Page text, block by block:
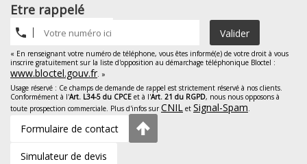
Etre rappelé
Valider
« En renseignant votre numéro de téléphone, vous êtes informé(e) de votre droit à vous
inscrire gratuitement sur la liste d'opposition au démarchage téléphonique Bloctel :
www.bloctel.gouv.fr. »
Usage réservé : Ce champs de demande de rappel est strictement réservé à nos clients.
Conformément à l'Art. L34-5 du CPCE et à l'Art. 21 du RGPD, nous nous opposons à
toute prospection commerciale. Plus d'infos surCNIL et Signal-Spam.
Formulaire de contact
Simulateur de devis